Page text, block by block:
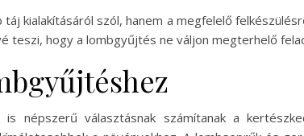
kialakításáról szól, hanem a megfelelő
teszi, hogy a lombgyűjtés ne váljon megterhelő
népszerű választásnak számítanak a